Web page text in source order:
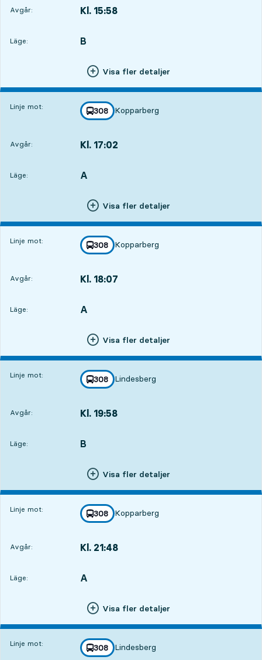
Avgår: Kl. 15:58
Läge:
LÄGE, B
,
Visa fler detaljer
Linje mot: linje
308
mot
Kopparberg
,
Avgår: Kl. 17:02
Läge:
LÄGE, A
,
Visa fler detaljer
Linje mot: linje
308
mot
Kopparberg
,
Avgår: Kl. 18:07
Läge:
LÄGE, A
,
Visa fler detaljer
Linje mot: linje
308
mot
Lindesberg
,
Avgår: Kl. 19:58
Läge:
LÄGE, B
,
Visa fler detaljer
Linje mot: linje
308
mot
Kopparberg
,
Avgår: Kl. 21:48
Läge:
LÄGE, A
,
Visa fler detaljer
Linje mot: linje
308
mot
Lindesberg
,